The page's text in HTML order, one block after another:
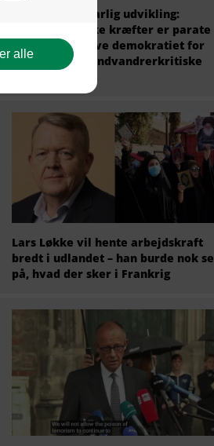
Tysk politik i farlig udvikling:
Stærke politiske kræfter er parate
til at undergrave demokratiet for
at ramme det indvandrerkritiske
Lars Løkke vil hente arbejdskraft
bredt i udlandet – han burde nok se
på, hvad der sker i Frankrig